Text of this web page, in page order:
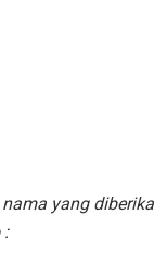
yang
: